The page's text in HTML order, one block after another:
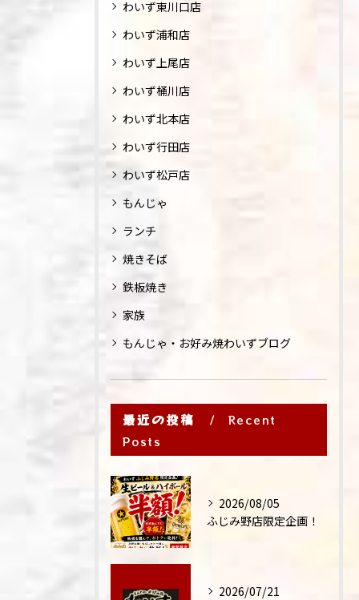
わいず東川口店
わいず浦和店
わいず上尾店
わいず桶川店
わいず北本店
わいず行田店
わいず松戸店
もんじゃ
ランチ
焼きそば
鉄板焼き
家族
もんじゃ・お好み焼わいずブログ
最近の投稿
Recent
Posts
2026/08/05
ふじみ野店限定企画！
2026/07/21